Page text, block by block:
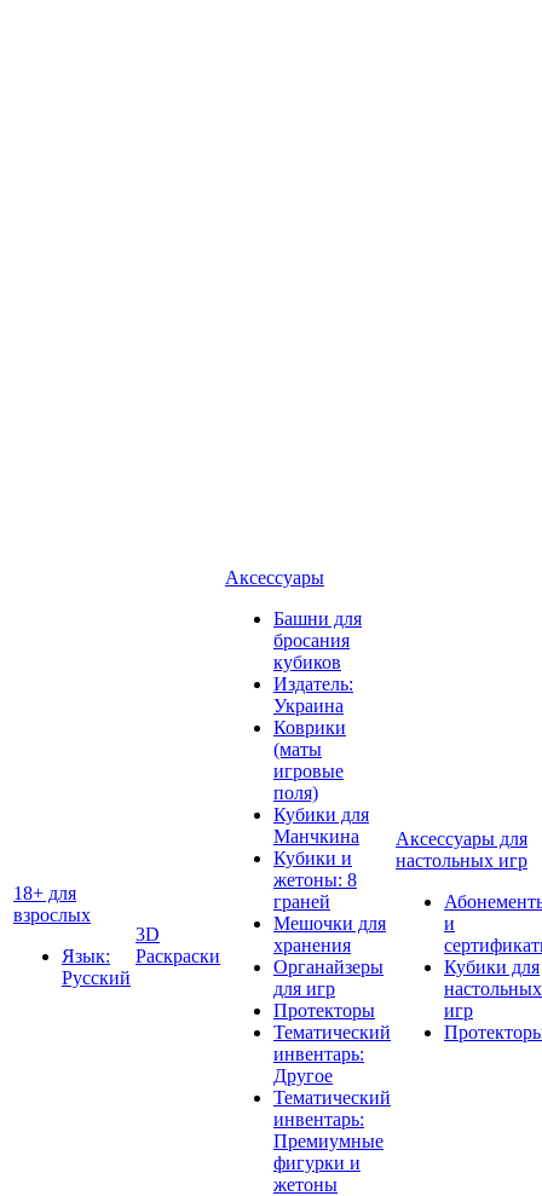
18+ для
взрослых
Язык:
Русский
3D
Раскраски
Аксессуары
Башни для
бросания
кубиков
Издатель:
Украина
Коврики
(маты
игровые
поля)
Кубики для
Манчкина
Кубики и
жетоны: 8
граней
Мешочки для
хранения
Органайзеры
для игр
Протекторы
Тематический
инвентарь:
Другое
Тематический
инвентарь:
Премиумные
фигурки и
жетоны
Аксессуары для
настольных игр
и
Кубики для
настольных
игр